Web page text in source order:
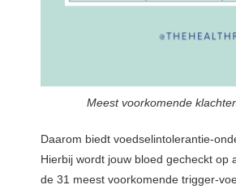
Meest voorkomende
Daarom biedt voedselintolerantie-
Hierbij wordt jouw bloed gecheckt op
de 31 meest voorkomende trigger-